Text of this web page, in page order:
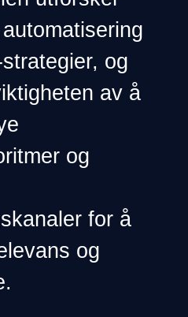
og
av å
og
for å
og